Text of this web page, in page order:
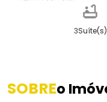
3Suíte(s)
SOBREo